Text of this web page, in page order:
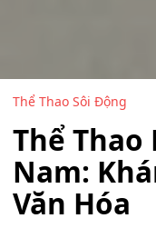
Thể Thao Sôi Động
Thể Thao
Nam:
Văn Hóa